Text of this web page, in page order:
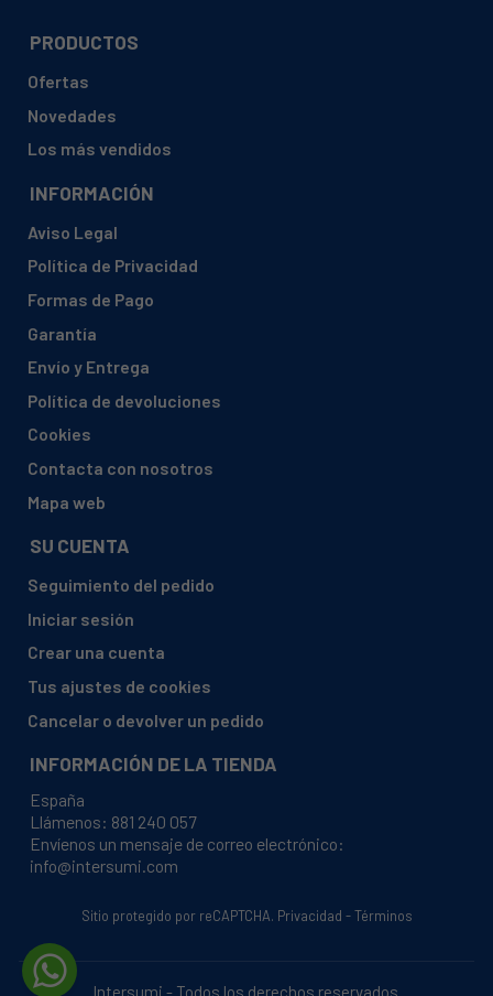
PRODUCTOS
Ofertas
Novedades
Los más vendidos
INFORMACIÓN
Aviso Legal
Política de Privacidad
Formas de Pago
Garantía
Envío y Entrega
Política de devoluciones
Cookies
Contacta con nosotros
Mapa web
SU CUENTA
Seguimiento del pedido
Iniciar sesión
Crear una cuenta
Tus ajustes de cookies
Cancelar o devolver un pedido
INFORMACIÓN DE LA TIENDA
España
Llámenos: 881 240 057
Envíenos un mensaje de correo electrónico:
info@intersumi.com
Sitio protegido por reCAPTCHA. Privacidad -Términos